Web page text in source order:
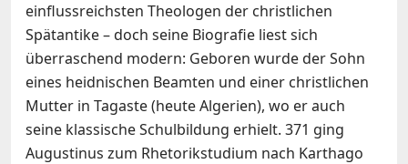
einflussreichsten Theologen der christlichen
Spätantike – doch seine Biografie liest sich
überraschend modern: Geboren wurde der Sohn
eines heidnischen Beamten und einer christlichen
Mutter in Tagaste (heute Algerien), wo er auch
seine klassische Schulbildung erhielt. 371 ging
Augustinus zum Rhetorikstudium nach Karthago